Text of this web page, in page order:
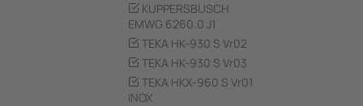
KUPPERSBUSCH
EMWG 6260.0 J1
TEKA HK-930 S Vr02
TEKA HK-930 S Vr03
TEKA HKX-960 S Vr01
INOX